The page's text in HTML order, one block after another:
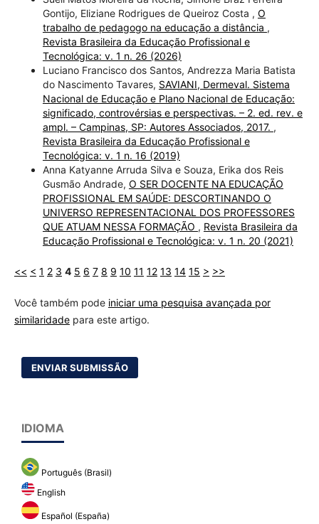
Gontijo, Eliziane Rodrigues de Queiroz Costa , O
trabalho de pedagogo na educação a distância ,
Revista Brasileira da Educação Profissional e
Tecnológica: v. 1 n. 26 (2026)
Luciano Francisco dos Santos, Andrezza Maria Batista
do Nascimento Tavares, SAVIANI, Dermeval. Sistema
Nacional de Educação e Plano Nacional de Educação:
significado, controvérsias e perspectivas. – 2. ed. rev. e
ampl. – Campinas, SP: Autores Associados, 2017. ,
Revista Brasileira da Educação Profissional e
Tecnológica: v. 1 n. 16 (2019)
Anna Katyanne Arruda Silva e Souza, Erika dos Reis
Gusmão Andrade, O SER DOCENTE NA EDUCAÇÃO
PROFISSIONAL EM SAÚDE: DESCORTINANDO O
UNIVERSO REPRESENTACIONAL DOS PROFESSORES
QUE ATUAM NESSA FORMAÇÃO , Revista Brasileira da
Educação Profissional e Tecnológica: v. 1 n. 20 (2021)
<< < 1 2 3 4 5 6 7 8 9 10 11 12 13 14 15 > >>
Você também pode iniciar uma pesquisa avançada por
similaridadepara este artigo.
ENVIAR SUBMISSÃO
IDIOMA
Português (Brasil)
English
Español (España)